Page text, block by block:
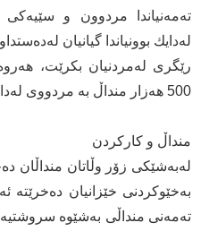
تەمەنیاندا مردوون و
لەدایك بوونیاندا گیانیان
500 هەزار منداڵ بە مردووی لەدایك دەبن.
منداڵ و كاركردن
لەبەشێكی زۆر وڵاتان منداڵان
بەخێوكردنی خێزانیان
تەمەنی منداڵی بەشێوە